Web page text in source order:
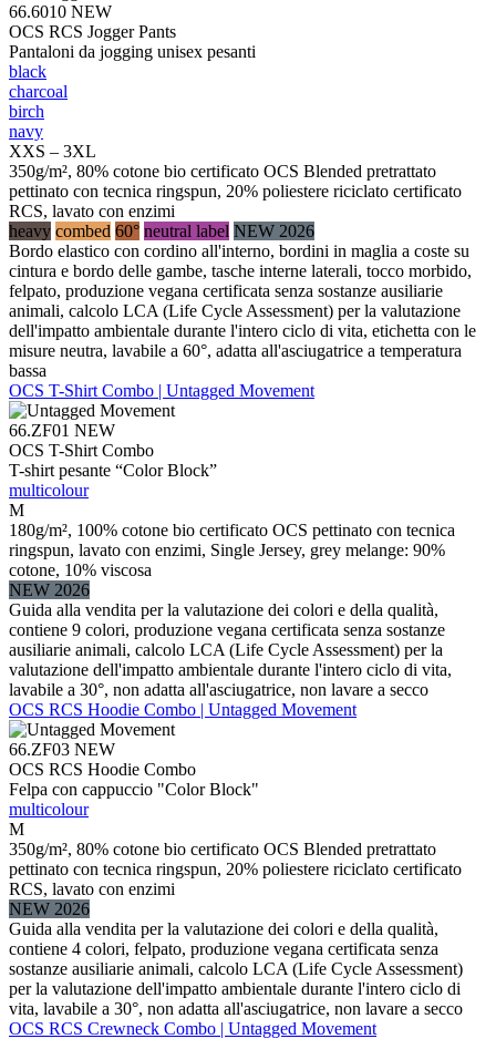
66.6010 NEW
OCS RCS Jogger Pants
Pantaloni da jogging unisex pesanti
black
charcoal
birch
navy
XXS – 3XL
350g/m², 80% cotone bio certificato OCS Blended pretrattato
pettinato con tecnica ringspun, 20% poliestere riciclato certificato
RCS, lavato con enzimi
heavy combed 60° neutral label NEW 2026
Bordo elastico con cordino all'interno, bordini in maglia a coste su
cintura e bordo delle gambe, tasche interne laterali, tocco morbido,
felpato, produzione vegana certificata senza sostanze ausiliarie
animali, calcolo LCA (Life Cycle Assessment) per la valutazione
dell'impatto ambientale durante l'intero ciclo di vita, etichetta con le
misure neutra, lavabile a 60°, adatta all'asciugatrice a temperatura
bassa
OCS T-Shirt Combo | Untagged Movement
66.ZF01 NEW
OCS T-Shirt Combo
T-shirt pesante “Color Block”
multicolour
M
180g/m², 100% cotone bio certificato OCS pettinato con tecnica
ringspun, lavato con enzimi, Single Jersey, grey melange: 90%
cotone, 10% viscosa
NEW 2026
Guida alla vendita per la valutazione dei colori e della qualità,
contiene 9 colori, produzione vegana certificata senza sostanze
ausiliarie animali, calcolo LCA (Life Cycle Assessment) per la
valutazione dell'impatto ambientale durante l'intero ciclo di vita,
lavabile a 30°, non adatta all'asciugatrice, non lavare a secco
OCS RCS Hoodie Combo | Untagged Movement
66.ZF03 NEW
OCS RCS Hoodie Combo
Felpa con cappuccio "Color Block"
multicolour
M
350g/m², 80% cotone bio certificato OCS Blended pretrattato
pettinato con tecnica ringspun, 20% poliestere riciclato certificato
RCS, lavato con enzimi
NEW 2026
Guida alla vendita per la valutazione dei colori e della qualità,
contiene 4 colori, felpato, produzione vegana certificata senza
sostanze ausiliarie animali, calcolo LCA (Life Cycle Assessment)
per la valutazione dell'impatto ambientale durante l'intero ciclo di
vita, lavabile a 30°, non adatta all'asciugatrice, non lavare a secco
OCS RCS Crewneck Combo | Untagged Movement